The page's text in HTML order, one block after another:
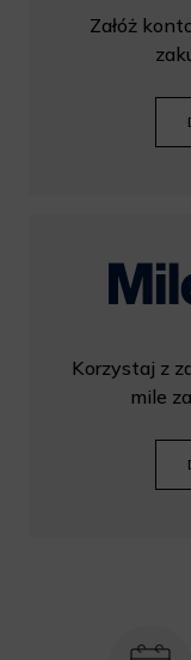
Załóż
Korzystaj z
mile